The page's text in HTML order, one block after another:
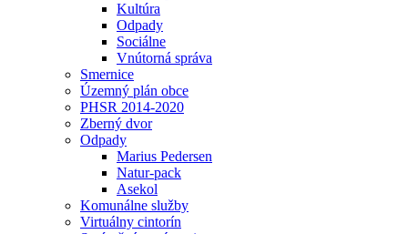
Kultúra
Odpady
Sociálne
Vnútorná správa
Smernice
Územný plán obce
PHSR 2014-2020
Zberný dvor
Odpady
Marius Pedersen
Natur-pack
Asekol
Komunálne služby
Virtuálny cintorín